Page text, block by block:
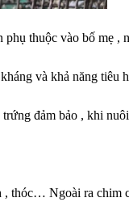
thuộc vào bố mẹ ,
và khả năng tiêu
đảm bảo , khi
, thóc… Ngoài ra chim